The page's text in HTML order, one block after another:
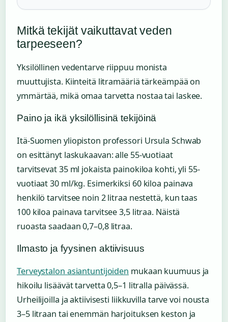
Mitkä tekijät vaikuttavat veden
tarpeeseen?
Yksilöllinen vedentarve riippuu monista
muuttujista. Kiinteitä litramääriä tärkeämpää on
ymmärtää, mikä omaa tarvetta nostaa tai laskee.
Paino ja ikä yksilöllisinä tekijöinä
Itä-Suomen yliopiston professori Ursula Schwab
on esittänyt laskukaavan: alle 55-vuotiaat
tarvitsevat 35 ml jokaista painokiloa kohti, yli 55-
vuotiaat 30 ml/kg. Esimerkiksi 60 kiloa painava
henkilö tarvitsee noin 2 litraa nestettä, kun taas
100 kiloa painava tarvitsee 3,5 litraa. Näistä
ruoasta saadaan 0,7–0,8 litraa.
Ilmasto ja fyysinen aktiivisuus
Terveystalon asiantuntijoiden mukaan kuumuus ja
hikoilu lisäävät tarvetta 0,5–1 litralla päivässä.
Urheilijoilla ja aktiivisesti liikkuvilla tarve voi nousta
3–5 litraan tai enemmän harjoituksen keston ja